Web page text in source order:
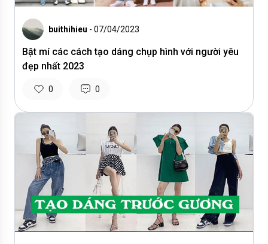
buithihieu - 07/04/2023
Bật mí các cách tạo dáng chụp hình với người yêu
đẹp nhất 2023
0 0